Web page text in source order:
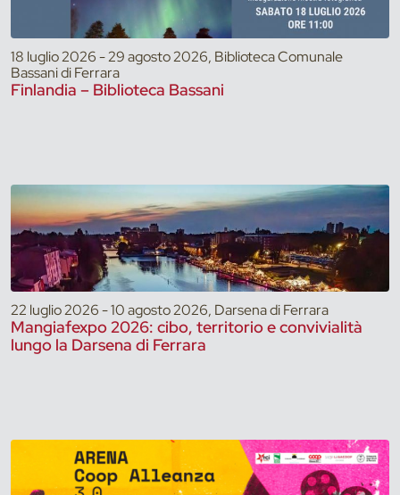
18 luglio 2026 - 29 agosto 2026, Biblioteca Comunale
Bassani di Ferrara
Finlandia – Biblioteca Bassani
22 luglio 2026 - 10 agosto 2026, Darsena di Ferrara
Mangiafexpo 2026: cibo, territorio e convivialità
lungo la Darsena di Ferrara